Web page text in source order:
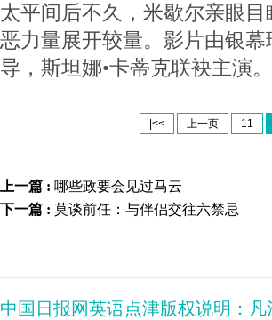
太平间后不久，米歇尔亲眼
恶力量展开较量。影片由银幕
导，斯坦娜•卡蒂克联袂主演。
|<< 上一页 11
上一篇 : 哪些政要会见过马云
下一篇 : 莫谈前任：与伴侣交往六禁忌
中国日报网英语点津版权说明：